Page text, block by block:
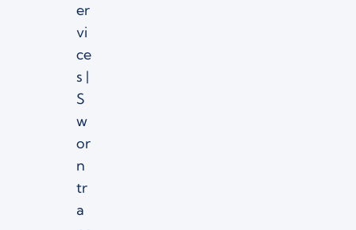
er
vi
ce
s |
S
w
or
n
tr
a